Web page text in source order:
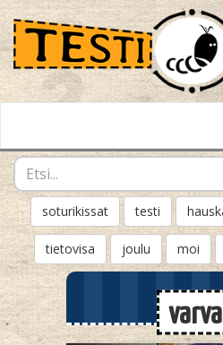
soturikissat testi
tietovisa joulu moi